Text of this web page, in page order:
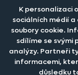
Staňte se členem
Obchodní podmínky
Nastavení cookies
Katalog zdarma
Jak prát záclony a
Jak prát povlečení a
Informace o
Šití záclon a závěsů
PRODEJNÍ ODDĚLENÍ -
po-pá 7:30 - 16:00
Tel.:777 111 818
e-mail:
reklamace:
K personalizaci
sociálních médií
soubory cookie.
sdílíme se svými
analýzy. Partneři
informacemi,
důsledku